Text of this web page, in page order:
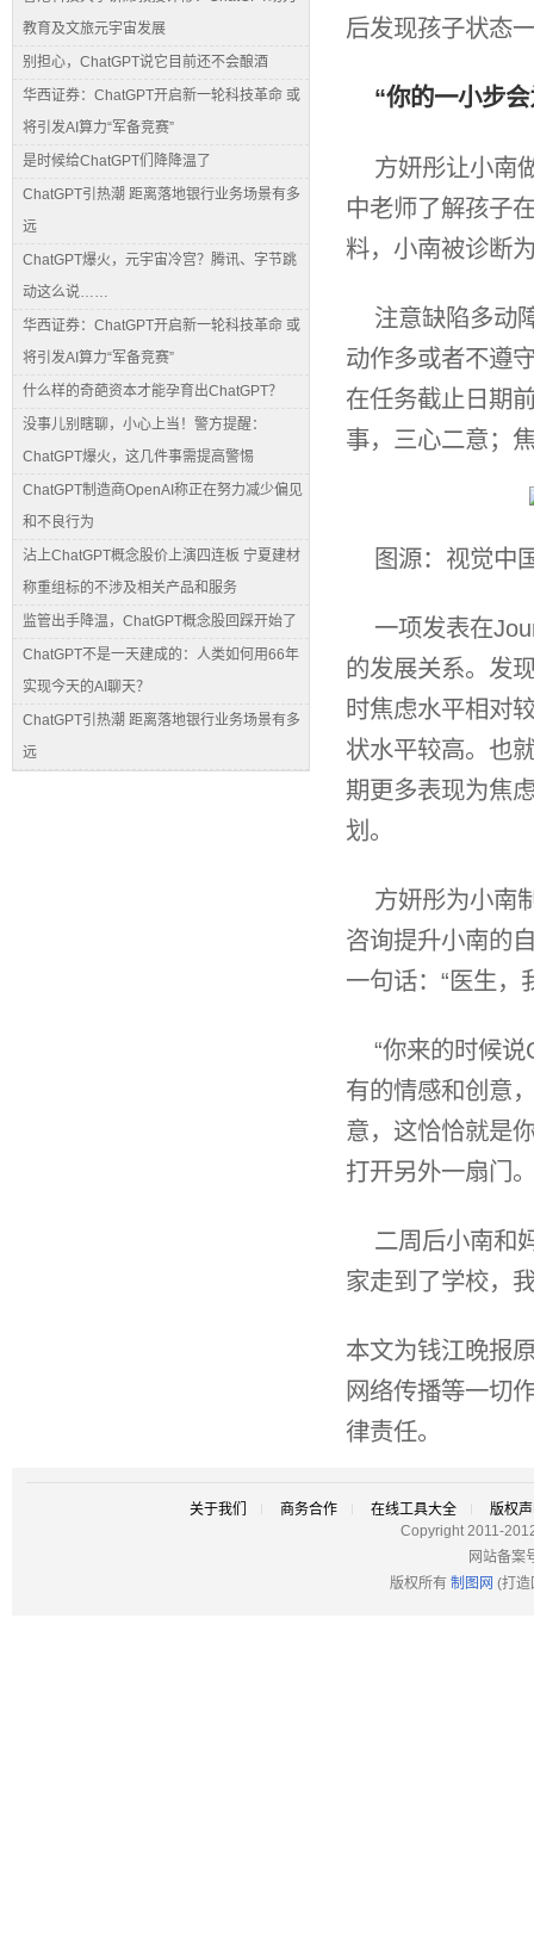
教育及文旅元宇宙发展
别担心，ChatGPT说它目前还不会酿酒
华西证券：ChatGPT开启新一轮科技革命 或
将引发AI算力“军备竞赛”
是时候给ChatGPT们降降温了
ChatGPT引热潮 距离落地银行业务场景有多
远
ChatGPT爆火，元宇宙冷宫？腾讯、字节跳
动这么说……
华西证券：ChatGPT开启新一轮科技革命 或
将引发AI算力“军备竞赛”
什么样的奇葩资本才能孕育出ChatGPT？
没事儿别瞎聊，小心上当！警方提醒：
ChatGPT爆火，这几件事需提高警惕
ChatGPT制造商OpenAI称正在努力减少偏见
和不良行为
沾上ChatGPT概念股价上演四连板 宁夏建材
称重组标的不涉及相关产品和服务
监管出手降温，ChatGPT概念股回踩开始了
ChatGPT不是一天建成的：人类如何用66年
实现今天的AI聊天？
ChatGPT引热潮 距离落地银行业务场景有多
远
后发现孩子状态
“你的一小步
方妍彤让小南
中老师了解孩子
料，小南被诊断
注意缺陷多动
动作多或者不遵
在任务截止日期
事，三心二意；
图源：视觉中
一项发表在
的发展关系。发
时焦虑水平相对
状水平较高。也
期更多表现为焦
划。
方妍彤为小南
咨询提升小南的
一句话：“医生，
“你来的时候
有的情感和创意
意，这恰恰就是
打开另外一扇门
二周后小南和
家走到了学校，
本文为钱江晚报
网络传播等一切
律责任。
关于我们 商务合作 在线工具大全
版权
Copyright 2011-
网站备案
版权所有 制图网 (打造